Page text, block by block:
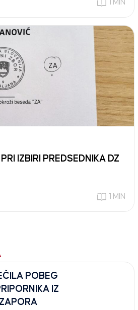
1 MIN
IZBIRI PREDSEDNIKA DZ
1 MIN
POBEG
IZ